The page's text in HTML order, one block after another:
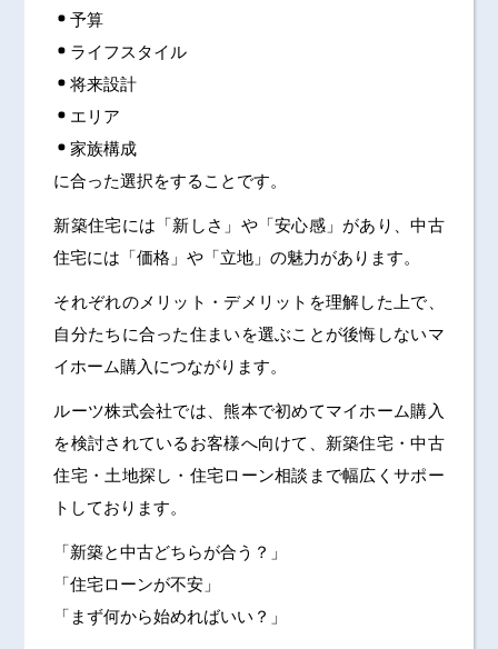
予算
ライフスタイル
将来設計
エリア
家族構成
に合った選択をすることです。
新築住宅には「新しさ」や「安心感」があり、中古
住宅には「価格」や「立地」の魅力があります。
それぞれのメリット・デメリットを理解した上で、
自分たちに合った住まいを選ぶことが後悔しないマ
イホーム購入につながります。
ルーツ株式会社では、熊本で初めてマイホーム購入
を検討されているお客様へ向けて、新築住宅・中古
住宅・土地探し・住宅ローン相談まで幅広くサポー
トしております。
「新築と中古どちらが合う？」
「住宅ローンが不安」
「まず何から始めればいい？」